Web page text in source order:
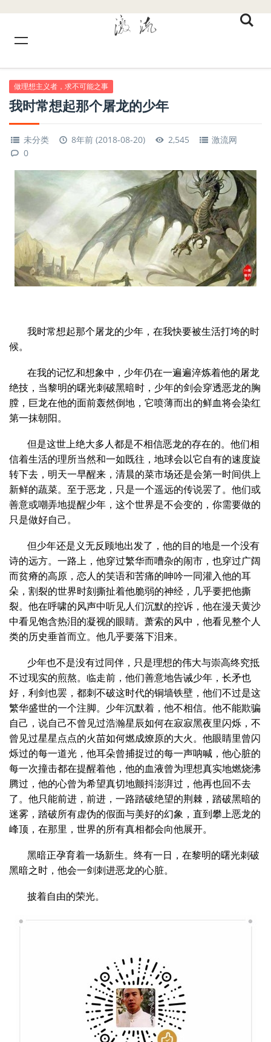
做理想主义者，求不可能之事
我时常想起那个屠龙的少年
未分类 8年前 (2018-08-20) 2,545
激流网
0
我时常想起那个屠龙的少年，在我快要被生活打垮的时
候。
在我的记忆和想象中，少年仍在一遍遍淬炼着他的屠龙
绝技，当黎明的曙光刺破黑暗时，少年的剑会穿透恶龙的胸
膛，巨龙在他的面前轰然倒地，它喷薄而出的鲜血将会染红
第一抹朝阳。
但是这世上绝大多人都是不相信恶龙的存在的。他们相
信着生活的理所当然和一如既往，地球会以它自有的速度旋
转下去，明天一早醒来，清晨的菜市场还是会第一时间供上
新鲜的蔬菜。至于恶龙，只是一个遥远的传说罢了。他们或
善意或嘲弄地提醒少年，这个世界是不会变的，你需要做的
只是做好自己。
但少年还是义无反顾地出发了，他的目的地是一个没有
诗的远方。一路上，他穿过繁华而嘈杂的闹市，也穿过广阔
而贫瘠的高原，恋人的笑语和苦痛的呻吟一同灌入他的耳
朵，割裂的世界时刻撕扯着他脆弱的神经，几乎要把他撕
裂。他在呼啸的风声中听见人们沉默的控诉，他在漫天黄沙
中看见饱含热泪的凝视的眼睛。萧索的风中，他看见整个人
类的历史垂首而立。他几乎要落下泪来。
少年也不是没有过同伴，只是理想的伟大与崇高终究抵
不过现实的煎熬。临走前，他们善意地告诫少年，长矛也
好，利剑也罢，都刺不破这时代的铜墙铁壁，他们不过是这
繁华盛世的一个注脚。少年沉默着，他不相信。他不能欺骗
自己，说自己不曾见过浩瀚星辰如何在寂寂黑夜里闪烁，不
曾见过星星点点的火苗如何燃成燎原的大火。他眼睛里曾闪
烁过的每一道光，他耳朵曾捕捉过的每一声呐喊，他心脏的
每一次撞击都在提醒着他，他的血液曾为理想真实地燃烧沸
腾过，他的心曾为希望真切地颤抖澎湃过，他再也回不去
了。他只能前进，前进，一路踏破绝望的荆棘，踏破黑暗的
迷雾，踏破所有虚伪的假面与美好的幻象，直到攀上恶龙的
峰顶，在那里，世界的所有真相都会向他展开。
黑暗正孕育着一场新生。终有一日，在黎明的曙光刺破
黑暗之时，他会一剑刺进恶龙的心脏。
披着自由的荣光。